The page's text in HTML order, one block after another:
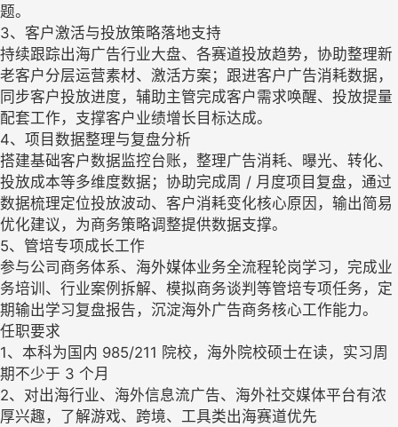
题。
3、客户激活与投放策略落地支持
持续跟踪出海广告行业大盘、各赛道投放趋势，协助整理新
老客户分层运营素材、激活方案；跟进客户广告消耗数据，
同步客户投放进度，辅助主管完成客户需求唤醒、投放提量
配套工作，支撑客户业绩增长目标达成。
4、项目数据整理与复盘分析
搭建基础客户数据监控台账，整理广告消耗、曝光、转化、
投放成本等多维度数据；协助完成周 / 月度项目复盘，通过
数据梳理定位投放波动、客户消耗变化核心原因，输出简易
优化建议，为商务策略调整提供数据支撑。
5、管培专项成长工作
参与公司商务体系、海外媒体业务全流程轮岗学习，完成业
务培训、行业案例拆解、模拟商务谈判等管培专项任务，定
期输出学习复盘报告，沉淀海外广告商务核心工作能力。
任职要求
1、本科为国内 985/211 院校，海外院校硕士在读，实习周
期不少于 3 个月
2、对出海行业、海外信息流广告、海外社交媒体平台有浓
厚兴趣，了解游戏、跨境、工具类出海赛道优先